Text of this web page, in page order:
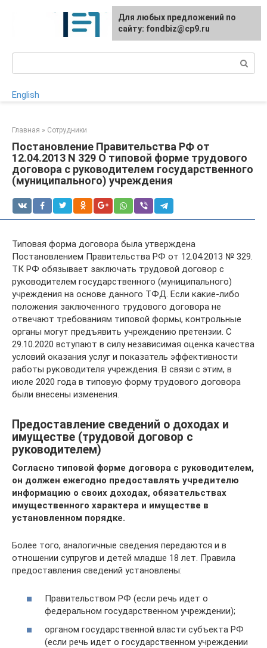
English
Главная » Сотрудники
Постановление Правительства РФ от
12.04.2013 N 329 О типовой форме трудового
договора с руководителем государственного
(муниципального) учреждения
Типовая форма договора была утверждена
Постановлением Правительства РФ от 12.04.2013 № 329.
ТК РФ обязывает заключать трудовой договор с
руководителем государственного (муниципального)
учреждения на основе данного ТФД. Если какие-либо
положения заключенного трудового договора не
отвечают требованиям типовой формы, контрольные
органы могут предъявить учреждению претензии. С
29.10.2020 вступают в силу независимая оценка качества
условий оказания услуг и показатель эффективности
работы руководителя учреждения. В связи с этим, в
июле 2020 года в типовую форму трудового договора
были внесены изменения.
Предоставление сведений о доходах и
имуществе (трудовой договор с
руководителем)
Согласно типовой форме договора с руководителем,
он должен ежегодно предоставлять учредителю
информацию о своих доходах, обязательствах
имущественного характера и имуществе в
установленном порядке.
Более того, аналогичные сведения передаются и в
отношении супругов и детей младше 18 лет. Правила
предоставления сведений установлены:
Правительством РФ (если речь идет о
федеральном государственном учреждении);
органом государственной власти субъекта РФ
(если речь идет о государственном учреждении
Для любых предложений по
сайту: fondbiz@cp9.ru